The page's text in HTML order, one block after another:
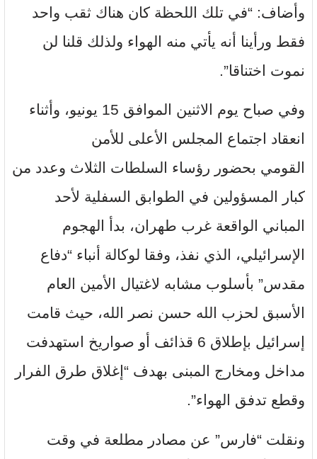
وأضاف: “في تلك اللحظة كان هناك ثقب واحد
فقط ورأينا أنه يأتي منه الهواء ولذلك قلنا لن
نموت اختناقا”.
وفي صباح يوم الاثنين الموافق 15 يونيو، وأثناء
انعقاد اجتماع المجلس الأعلى للأمن
القومي بحضور رؤساء السلطات الثلاث وعدد من
كبار المسؤولين في الطوابق السفلية لأحد
المباني الواقعة غرب طهران، بدأ الهجوم
الإسرائيلي، الذي نفذ، وفقا لوكالة أنباء “دفاع
مقدس” بأسلوب مشابه لاغتيال الأمين العام
الأسبق لحزب الله حسن نصر الله، حيث قامت
إسرائيل بإطلاق 6 قذائف أو صواريخ استهدفت
مداخل ومخارج المبنى بهدف “إغلاق طرق الفرار
وقطع تدفق الهواء”.
ونقلت “فارس” عن مصادر مطلعة في وقت